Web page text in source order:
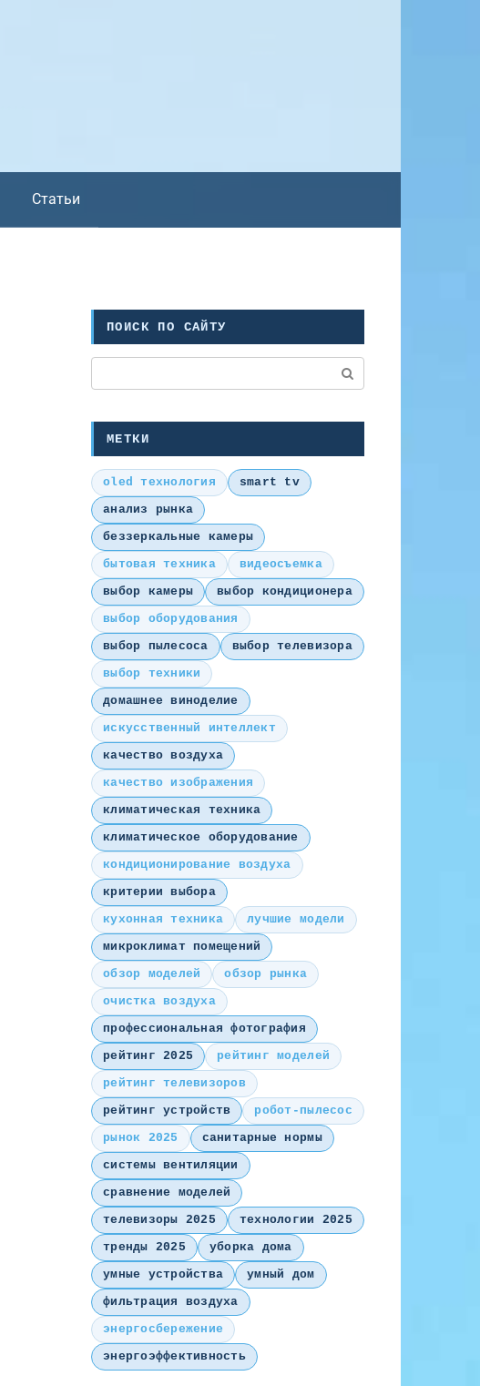
Статьи
ПОИСК ПО САЙТУ
МЕТКИ
oled технология
smart tv
анализ рынка
беззеркальные камеры
бытовая техника
видеосъемка
выбор камеры
выбор кондиционера
выбор оборудования
выбор пылесоса
выбор телевизора
выбор техники
домашнее виноделие
искусственный интеллект
качество воздуха
качество изображения
климатическая техника
климатическое оборудование
кондиционирование воздуха
критерии выбора
кухонная техника
лучшие модели
микроклимат помещений
обзор моделей
обзор рынка
очистка воздуха
профессиональная фотография
рейтинг 2025
рейтинг моделей
рейтинг телевизоров
рейтинг устройств
робот-пылесос
рынок 2025
санитарные нормы
системы вентиляции
сравнение моделей
телевизоры 2025
технологии 2025
тренды 2025
уборка дома
умные устройства
умный дом
фильтрация воздуха
энергосбережение
энергоэффективность